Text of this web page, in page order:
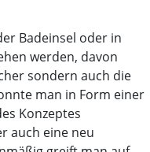
Badeinsel oder in
werden, davon
sondern auch die
man in Form einer
Konzeptes
auch eine neu